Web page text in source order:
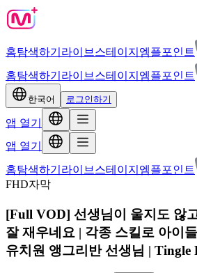
홈탐색하기 라이브 스테이지 엠플포인트
홈탐색하기 라이브 스테이지 엠플포인트
한국어 로그인하기
앱 열기
앱 열기
홈탐색하기 라이브 스테이지 엠플포인트
FHD자막
[Full VOD] 선생님이 울지도 않
잘 재우네요 | 각종 스킬로 아이
유치원 앵그리반 선생님 | Tingle